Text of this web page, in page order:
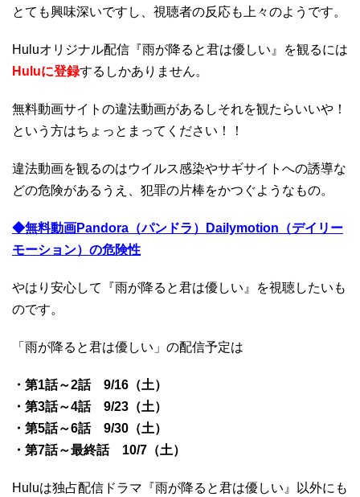
とても興味深いですし、視聴者の反応も上々のようです。
Huluオリジナル配信『雨が降ると君は優しい』を観るには
Huluに登録するしかありません。
無料動画サイトの違法動画があるしそれを観たらいいや！
という方はちょっとまってください！！
違法動画を観るのはウイルス感染やサギサイトへの誘導な
どの危険があるうえ、犯罪の片棒をかつぐようなもの。
◆無料動画Pandora（パンドラ）Dailymotion（デイリー
モーション）の危険性
やはり安心して『雨が降ると君は優しい』を視聴したいも
のです。
「雨が降ると君は優しい」の配信予定は
・第1話～2話 9/16（土）
・第3話～4話 9/23（土）
・第5話～6話 9/30（土）
・第7話～最終話 10/7（土）
Huluは独占配信ドラマ『雨が降ると君は優しい』以外にも